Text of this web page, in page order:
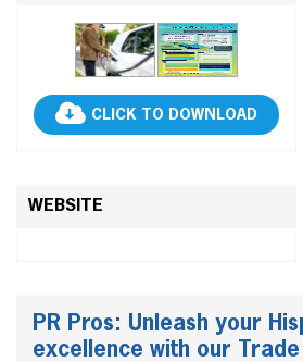
CLICK TO DOWNLOAD
WEBSITE
PR Pros: Unleash your
excellence with our Trade